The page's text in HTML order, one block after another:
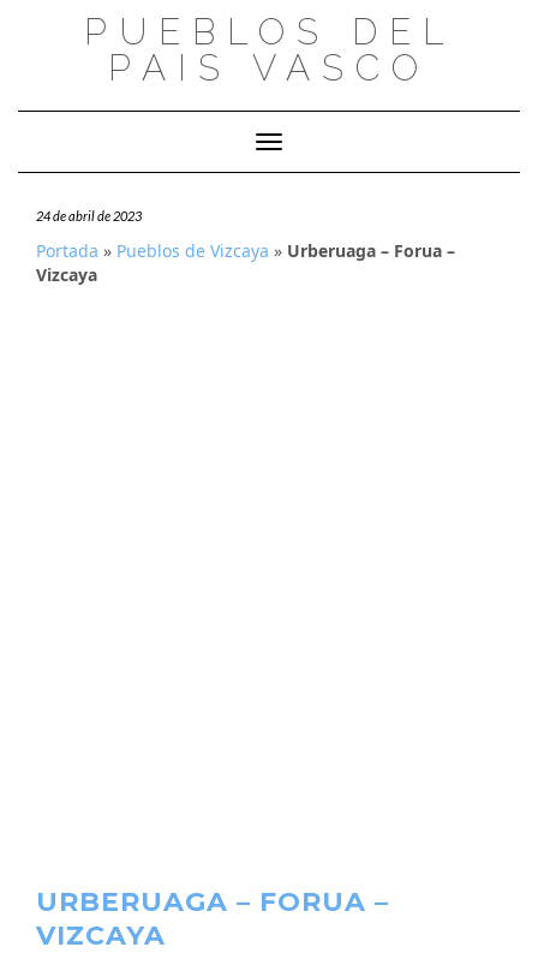
PUEBLOS DEL
PAIS VASCO
Cambiar modo de navegación
24 de abril de 2023
Portada » Pueblos de Vizcaya » Urberuaga – Forua –
Vizcaya
URBERUAGA – FORUA –
VIZCAYA